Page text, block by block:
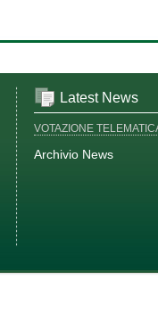
Latest News
VOTAZIONE
Archivio News